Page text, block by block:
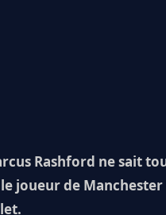
Rashford ne sait
joueur de